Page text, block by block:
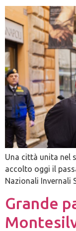
Una città unita nel
accolto oggi il
Nazionali Invernali
Grande